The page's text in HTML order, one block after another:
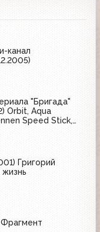
канал
"Бригада"
Orbit, Aqua
Speed Stick,
Григорий
Фрагмент